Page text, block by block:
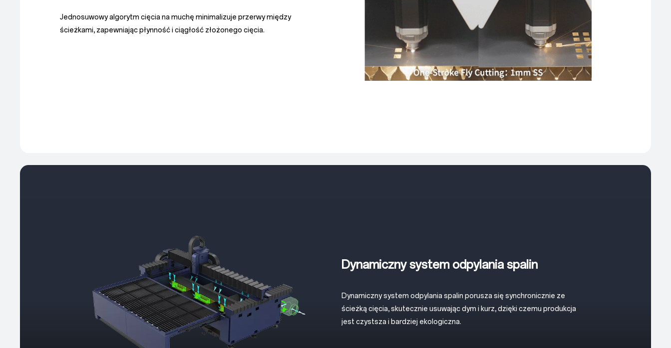
Jednosuwowy algorytm cięcia na muchę minimalizuje przerwy między
ścieżkami, zapewniając płynność i ciągłość złożonego cięcia.
Dynamiczny system odpylania spalin
Dynamiczny system odpylania spalin porusza się synchronicznie ze
ścieżką cięcia, skutecznie usuwając dym i kurz, dzięki czemu produkcja
jest czystsza i bardziej ekologiczna.